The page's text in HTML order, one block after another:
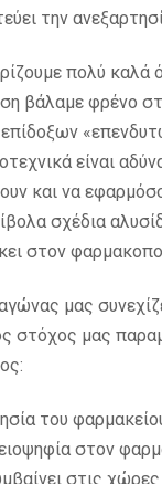
την
πολύ καλά
βάλαμε φρένο
είναι
και να
σχέδια
στον
μας
στόχος μας
του
στον
στις χώρες